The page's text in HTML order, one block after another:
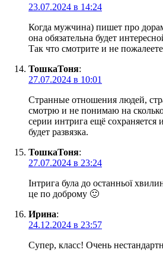
23.07.2024 в 14:24
Когда мужчина) пишет про
она обязательна будет
Так что смотрите и не
ТошкаТоня:
27.07.2024 в 10:01
Странные отношения людей,
смотрю и не понимаю на
серии интрига ещё сохраняется
будет развязка.
ТошкаТоня:
27.07.2024 в 23:24
Інтрига була до останньої
це по доброму 🙂
Ирина:
24.12.2024 в 23:57
Супер, класс! Очень